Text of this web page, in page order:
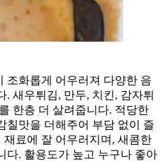
조화롭게 어우러져 다양한 음
새우튀김, 만두, 치킨, 감자튀
한층 더 살려줍니다. 적당한
칠맛을 더해주어 부담 없이 즐
료에 잘 어우러지며, 새콤한
다. 활용도가 높고 누구나 좋아